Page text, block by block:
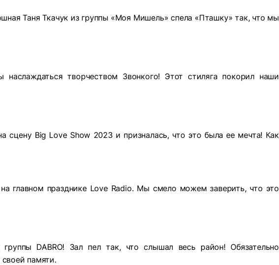
Таня Ткачук из группы «Моя Мишель» спела «Пташку» так, что мы
творчеством Звонкого! Этот стиляга покорил наши
сцену Big Love Show 2023 и призналась, что это была ее мечта! Как
главном празднике Love Radio. Мы смело можем заверить, что это
DABRO! Зал пел так, что слышал весь район! Обязательно
памяти.